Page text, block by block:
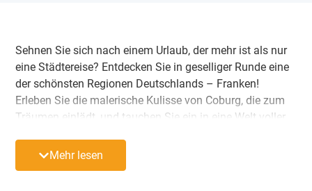
Sehnen Sie sich nach einem Urlaub, der mehr ist als nur
eine Städtereise? Entdecken Sie in geselliger Runde eine
der schönsten Regionen Deutschlands – Franken!
Erleben Sie die malerische Kulisse von Coburg, die zum
Träumen einlädt, und tauchen Sie ein in eine Welt voller
um gemeinsam unvergessliche Momente zu teilen. Wer
weiß? Vielleicht finden Sie in dieser elysischen Stadt
Mehr lesen